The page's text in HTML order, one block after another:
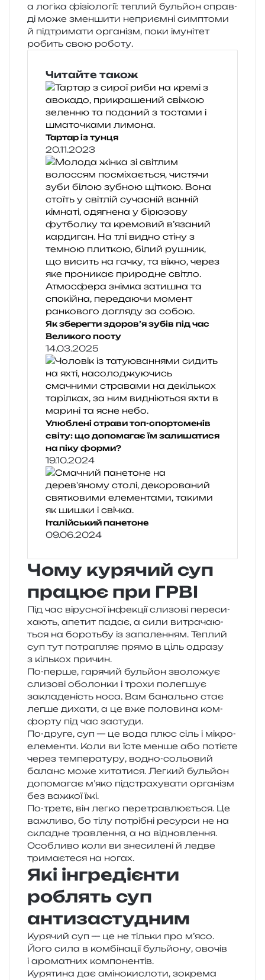
а логі­ка фізіо­ло­гії: теплий буль­йон справ­
ді може змен­ши­ти непри­єм­ні сим­пто­ми
й під­три­ма­ти орга­нізм, поки іму­ні­тет
робить свою роботу.
Читайте також
Тартар із тунця
20.11.2023
Як зберегти здоров’я зубів під час
Великого посту
14.03.2025
Улюблені страви топ-спортсменів
світу: що допомагає їм залишатися
на піку форми?
19.10.2024
Італійський панетоне
09.06.2024
Чому курячий суп
працює при ГРВІ
Під час віру­сної інфе­кції сли­зо­ві пере­си­
ха­ють, апе­тит падає, а сили витра­ча­ю­
ться на бороть­бу із запа­ле­н­ням. Теплий
суп тут потра­пляє прямо в ціль одра­зу
з кіль­кох причин.
По-перше, гаря­чий буль­йон зво­ло­жує
сли­зо­ві обо­лон­ки і трохи полег­шує
закла­де­ність носа. Вам баналь­но стає
легше диха­ти, а це вже поло­ви­на ком­
фор­ту під час застуди.
По-друге, суп — це вода плюс сіль і мікро­
еле­мен­ти. Коли ви їсте менше або поті­є­те
через тем­пе­ра­ту­ру, водно-сольо­вий
баланс може хита­ти­ся. Легкий буль­йон
допо­ма­гає м’яко під­стра­ху­ва­ти орга­нізм
без важ­кої їжі.
По-третє, він легко пере­трав­лю­є­ться. Це
важли­во, бо тілу потрі­бні ресур­си не на
скла­дне трав­ле­н­ня, а на від­нов­ле­н­ня.
Особливо коли ви зне­си­ле­ні й ледве
три­ма­є­те­ся на ногах.
Які інгредієнти
роблять суп
антизастудним
Курячий суп — це не тіль­ки про м’ясо.
Його сила в ком­бі­на­ції буль­йо­ну, ово­чів
і аро­ма­тних компонентів.
Курятина дає амі­но­ки­сло­ти, зокре­ма